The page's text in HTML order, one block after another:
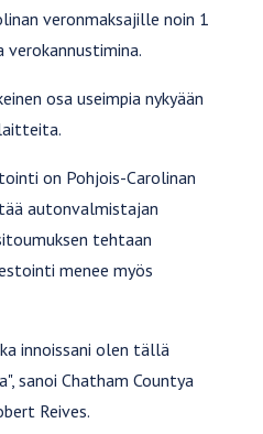
veronmaksajille noin 1
verokannustimina.
osa useimpia nykyään
on Pohjois-Carolinan
autonvalmistajan
tehtaan
menee myös
innoissani olen tällä
sanoi Chatham Countya
Reives.